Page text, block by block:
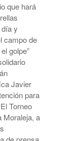
que hará
y
campo de
golpe”
Javier
para
Torneo
Moraleja, a